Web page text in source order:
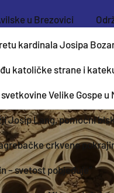
u Brezovici
kardinala Josipa
katoličke strane i
Velike Gospe
Josip Lang, pomoćni
crkvene
– svetost pobjeđuje“